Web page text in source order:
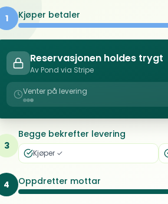
1 Kjøper betaler
Reservasjonen holdes trygt
Av Pond via Stripe
Venter på levering
3
Begge bekrefter levering
Kjøper ✓
4 Oppdretter mottar